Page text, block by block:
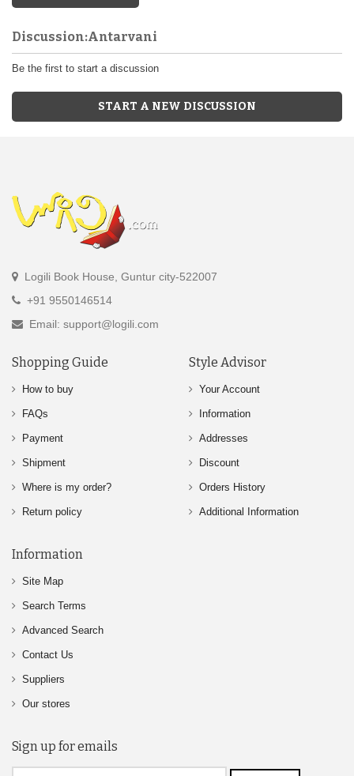
Discussion:Antarvani
Be the first to start a discussion
START A NEW DISCUSSION
Logili Book House, Guntur city-522007
+91 9550146514
Email: support@logili.com
Shopping Guide
How to buy
FAQs
Payment
Shipment
Where is my order?
Return policy
Style Advisor
Your Account
Information
Addresses
Discount
Orders History
Additional Information
Information
Site Map
Search Terms
Advanced Search
Contact Us
Suppliers
Our stores
Sign up for emails